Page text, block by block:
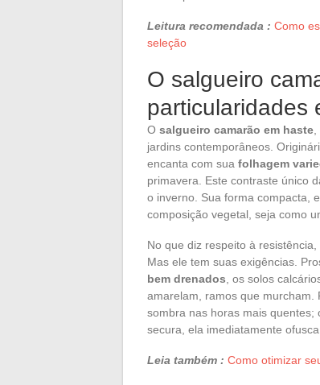
Leitura recomendada : Como
seleção
O salgueiro
particularidades
O salgueiro camarão em haste
jardins contemporâneos.
encanta com sua folhagem
primavera. Este contraste único
o inverno. Sua forma compacta,
composição vegetal, seja como
No que diz respeito à
Mas ele tem suas exigências.
bem drenados , os solos
amarelam, ramos que murcham.
sombra nas horas mais
secura, ela imediatamente
Leia também : Como otimizar